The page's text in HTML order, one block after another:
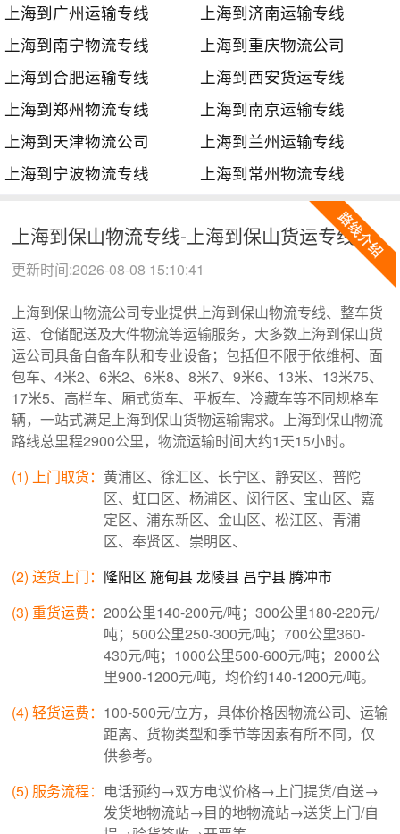
上海到广州运输专线
上海到济南运输专线
上海到南宁物流专线
上海到重庆物流公司
上海到合肥运输专线
上海到西安货运专线
上海到郑州物流专线
上海到南京运输专线
上海到天津物流公司
上海到兰州运输专线
上海到宁波物流专线
上海到常州物流专线
上海到保山物流专线-上海到保山货运专线
更新时间:2026-08-08 15:10:41
上海到保山物流公司专业提供上海到保山物流专线、整车货
运、仓储配送及大件物流等运输服务，大多数上海到保山货
运公司具备自备车队和专业设备；包括但不限于依维柯、面
包车、4米2、6米2、6米8、8米7、9米6、13米、13米75、
17米5、高栏车、厢式货车、平板车、冷藏车等不同规格车
辆，一站式满足上海到保山货物运输需求。上海到保山物流
路线总里程2900公里，物流运输时间大约1天15小时。
(1) 上门取货： 黄浦区、徐汇区、长宁区、静安区、普陀
区、虹口区、杨浦区、闵行区、宝山区、嘉
定区、浦东新区、金山区、松江区、青浦
区、奉贤区、崇明区、
(2) 送货上门： 隆阳区 施甸县龙陵县 昌宁县腾冲市
(3) 重货运费： 200公里140-200元/吨；300公里180-220元/
吨；500公里250-300元/吨；700公里360-
430元/吨；1000公里500-600元/吨；2000公
里900-1200元/吨，均价约140-1200元/吨。
(4) 轻货运费： 100-500元/立方，具体价格因物流公司、运输
距离、货物类型和季节等因素有所不同，仅
供参考。
(5) 服务流程： 电话预约→双方电议价格→上门提货/自送→
发货地物流站→目的地物流站→送货上门/自